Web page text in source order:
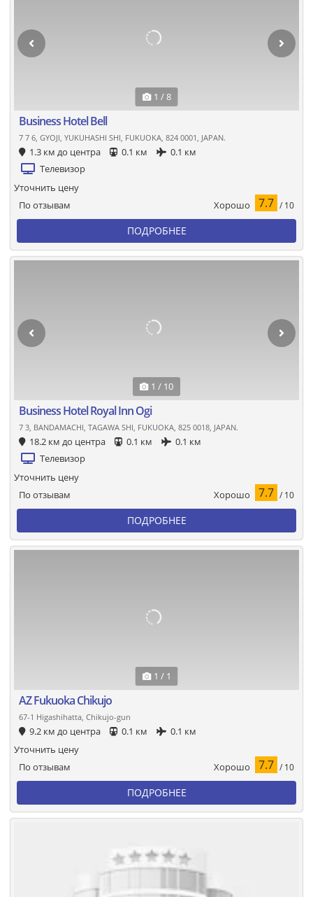
1 / 8
Business Hotel Bell
7 7 6, GYOJI, YUKUHASHI SHI, FUKUOKA, 824 0001, JAPAN.
1.3 км до центра 0.1 км
0.1 км
Телевизор
По отзывам Хорошо 7.7 / 10
Уточнить цену
ПОДРОБНЕЕ
1 / 10
Business Hotel Royal Inn Ogi
7 3, BANDAMACHI, TAGAWA SHI, FUKUOKA, 825 0018, JAPAN.
18.2 км до центра 0.1 км
0.1 км
Телевизор
По отзывам Хорошо 7.7 / 10
Уточнить цену
ПОДРОБНЕЕ
1 / 1
AZ Fukuoka Chikujo
67-1 Higashihatta, Chikujo-gun
9.2 км до центра 0.1 км 0.1 км
По отзывам Хорошо 7.7 / 10
Уточнить цену
ПОДРОБНЕЕ